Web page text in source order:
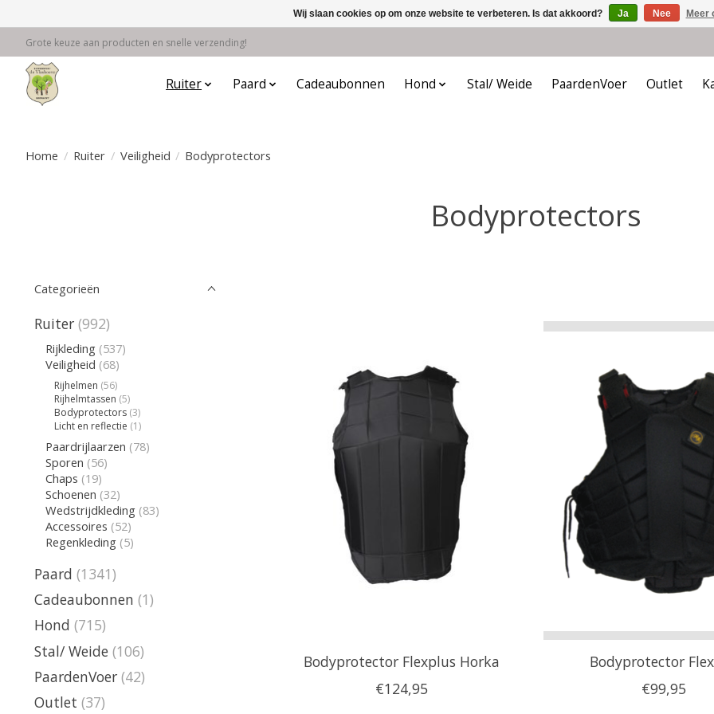
Grote keuze aan producten en snelle verzending!
Ruiter Paard Cadeaubonnen Hond Stal/ Weide PaardenVoer Outlet
Home / Ruiter / Veiligheid / Bodyprotectors
Bodyprotectors
Categorieën
Ruiter (992)
Rijkleding (537)
Veiligheid (68)
Rijhelmen (56)
Rijhelmtassen (5)
Bodyprotectors (3)
Licht en reflectie (1)
Paardrijlaarzen (78)
Sporen (56)
Chaps (19)
Schoenen (32)
Wedstrijdkleding (83)
Accessoires (52)
Regenkleding (5)
Paard (1341)
Cadeaubonnen (1)
Hond (715)
Stal/ Weide (106)
PaardenVoer (42)
Outlet (37)
Bodyprotector Flexplus Horka
€124,95
Bodyprotector
€99,95
Wij slaan cookies op om onze website te verbeteren. Is dat akkoord? Ja Nee Meer